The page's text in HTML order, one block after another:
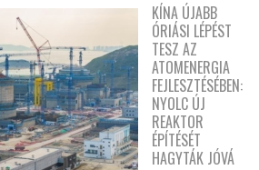
KÍNA ÚJABB
ÓRIÁSI LÉPÉST
TESZ AZ
ATOMENERGIA
FEJLESZTÉSÉBEN:
NYOLC ÚJ
REAKTOR
ÉPÍTÉSÉT
HAGYTÁK JÓVÁ